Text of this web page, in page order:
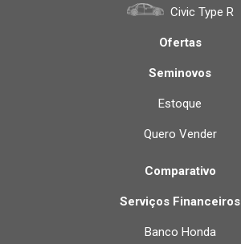
Civic Type R
Ofertas
Seminovos
Estoque
Quero Vender
Comparativo
Serviços Financeiros
Banco Honda